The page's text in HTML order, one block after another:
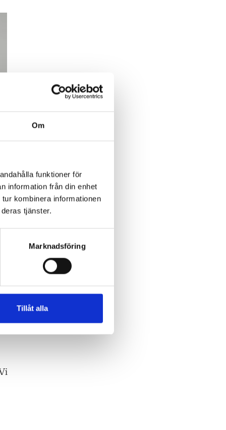
Om
funktioner för
information från din enhet
kombinera informationen
tjänster.
Marknadsföring
Tillåt alla